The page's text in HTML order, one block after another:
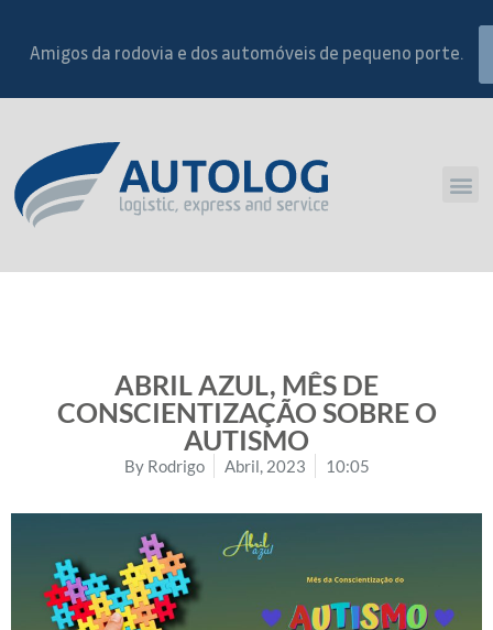
Amigos da rodovia e dos automóveis de pequeno porte.
ABRIL AZUL, MÊS DE
CONSCIENTIZAÇÃO SOBRE O
AUTISMO
ByRodrigo Abril, 2023 10:05